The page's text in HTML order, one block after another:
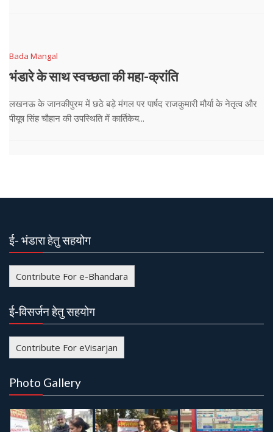
Bada Mangal
भंडारे के साथ स्वच्छता की महा-क्रांति
लखनऊ के जानकीपुरम में छठे बड़े मंगल पर पार्षद राजकुमारी मौर्या के नेतृत्व और
पीयूष सिंह चौहान की उपस्थिति में कार्तिकेय...
ई- भंडारा हेतु सहयोग
Contribute For e-Bhandara
ई-विसर्जन हेतु सहयोग
Contribute For eVisarjan
Photo Gallery